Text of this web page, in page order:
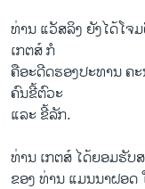
ທ່ານ ແວັສລິງ ຍັງໄດ້ໂຈ
ເກຕສ໌ ກໍ
ຄືອະດີດຮອງປະທານ ຄ
ຄົນຂີ້ຕົວະ
ແລະ ຂີ້ລັກ.
ທ່ານ ເກຕສ໌ ໄດ້ຍອມຮັບ
ຂອງ ທ່ານ ແມນນາຝອ